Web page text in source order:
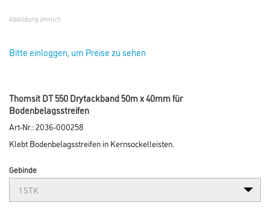
Abbildung ähnlich
Bitte einloggen, um Preise zu sehen
Thomsit DT 550 Drytackband 50m x 40mm für
Bodenbelagsstreifen
Art-Nr.:2036-000258
Klebt Bodenbelagsstreifen in Kernsockelleisten.
Gebinde